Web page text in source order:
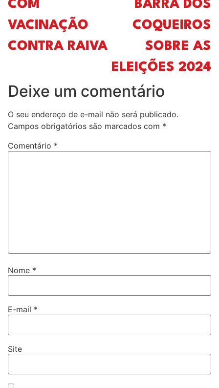
COM
VACINAÇÃO
CONTRA RAIVA
BARRA DOS
COQUEIROS
SOBRE AS
ELEIÇÕES 2024
Deixe um comentário
O seu endereço de e-mail não será publicado.
Campos obrigatórios são marcados com *
Comentário *
Nome *
E-mail *
Site